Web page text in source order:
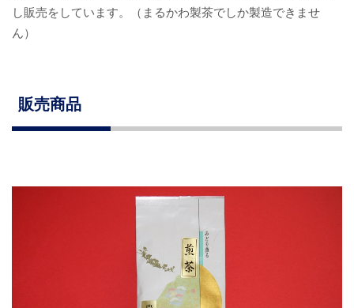
し販売をしています。（まるかわ製茶でしか製造できませ
ん）
販売商品